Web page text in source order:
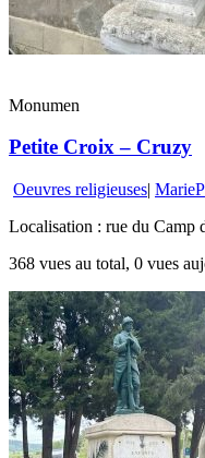
Monumen
Petite Croix – Cruzy
Oeuvres religieuses| MarieP
Localisation : rue du Camp
368 vues au total, 0 vues